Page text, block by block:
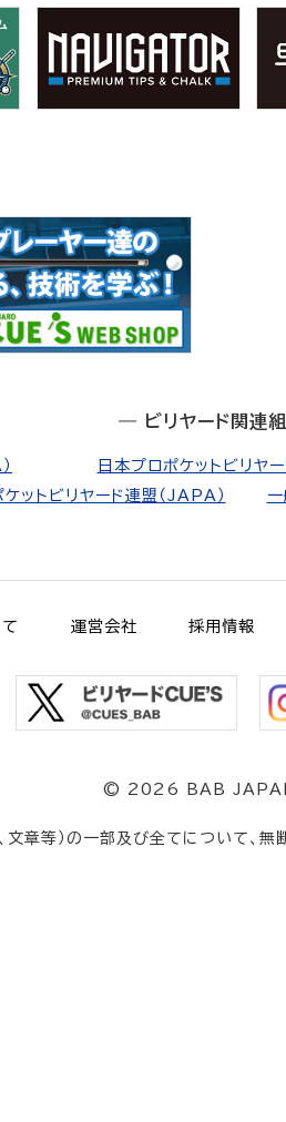
― ビリヤード関連
日本プロポケットビリヤ
ットビリヤード連盟（JAPA）
運営会社 採用情報
© 2026 BAB
文章等）の一部及び全てについて、